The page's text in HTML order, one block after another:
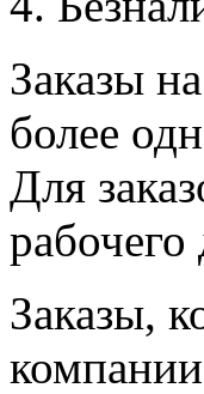
Заказы
более
Для
рабочего
Заказы,